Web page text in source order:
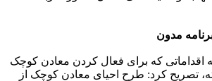
مدون
اقداماتی که برای فعال کردن معادن کوچک
تصریح کرد: طرح احیای معادن کوچک از